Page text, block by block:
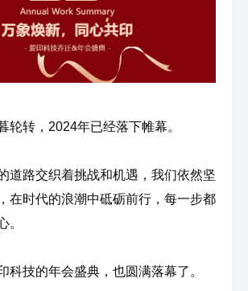
轮转，2024年已经落下帷幕。
道路交织着挑战和机遇，我们依然坚
在时代的浪潮中砥砺前行，每一步都
。
科技的年会盛典，也圆满落幕了。